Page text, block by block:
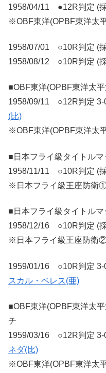
1958/04/11 ●12R判定 (
※OBF東洋(OPBF東洋太
1958/07/01 ○10R判定 (
1958/08/12 ○10R判定 (
■OBF東洋(OPBF東洋太
1958/09/11 ○12R判定
(比)
※OBF東洋(OPBF東洋太
■日本フライ級タイトルマ
1958/11/11 ○10R判定 (
※日本フライ級王座防衛
■日本フライ級タイトルマ
1958/12/16 ○10R判定 (
※日本フライ級王座防衛
1959/01/16 ○10R判定 3-
スカル・ペレス(亜)
■OBF東洋(OPBF東洋太
チ
1959/03/16 ○12R判定
ネダ(比)
※OBF東洋(OPBF東洋太